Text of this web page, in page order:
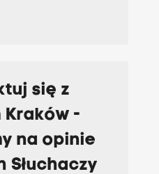
się z
Kraków -
na opinie
Słuchaczy